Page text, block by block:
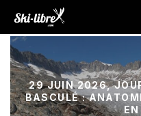
29 JUIN 2026,
BASCULÉ :